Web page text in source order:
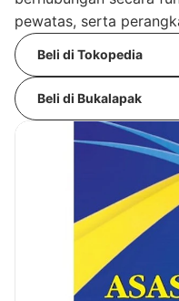
pewatas, serta
Beli di Tokopedia
Beli di Bukalapak